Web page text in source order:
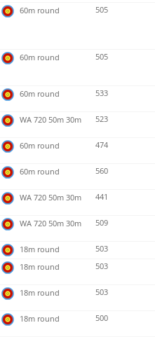
60m round 505
60m round 505
60m round 533
WA 720 50m 30m 523
60m round 474
60m round 560
WA 720 50m 30m 441
WA 720 50m 30m 509
18m round
503
18m round 503
18m round 503
18m round 500